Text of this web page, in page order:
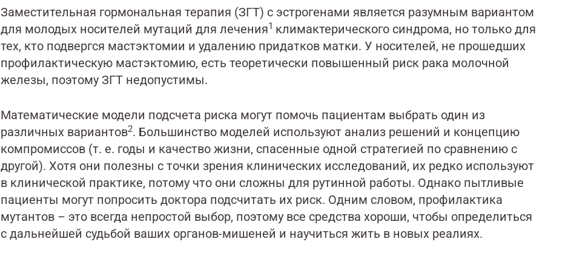
Заместительная гормональная терапия (ЗГТ) с эстрогенами является разумным вариантом
для молодых носителей мутаций для лечения1 климактерического синдрома, но только для
тех, кто подвергся мастэктомии и удалению придатков матки. У носителей, не прошедших
профилактическую мастэктомию, есть теоретически повышенный риск рака молочной
железы, поэтому ЗГТ недопустимы.
Математические модели подсчета риска могут помочь пациентам выбрать один из
различных вариантов2. Большинство моделей используют анализ решений и концепцию
компромиссов (т. е. годы и качество жизни, спасенные одной стратегией по сравнению с
другой). Хотя они полезны с точки зрения клинических исследований, их редко используют
в клинической практике, потому что они сложны для рутинной работы. Однако пытливые
пациенты могут попросить доктора подсчитать их риск. Одним словом, профилактика
мутантов – это всегда непростой выбор, поэтому все средства хороши, чтобы определиться
с дальнейшей судьбой ваших органов-мишеней и научиться жить в новых реалиях.